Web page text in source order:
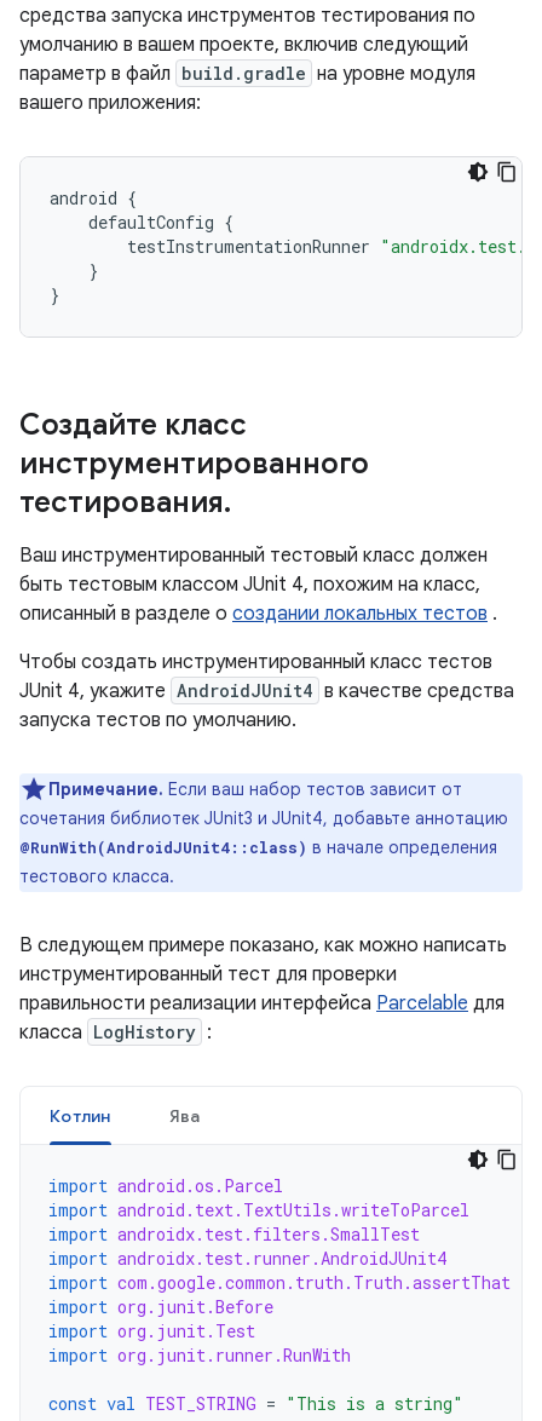
средства запуска инструментов тестирования по
умолчанию в вашем проекте, включив следующий
параметр в файл build.gradle на уровне модуля
вашего приложения:
android {
defaultConfig {
testInstrumentationRunner
}
}
Создайте класс
инструментированного
тестирования.
Ваш инструментированный тестовый класс должен
быть тестовым классом JUnit 4, похожим на класс,
описанный в разделе о создании локальных тестов .
Чтобы создать инструментированный класс тестов
JUnit 4, укажите AndroidJUnit4 в качестве средства
запуска тестов по умолчанию.
Примечание. Если ваш набор тестов зависит от
сочетания библиотек JUnit3 и JUnit4, добавьте аннотацию
@RunWith(AndroidJUnit4::class) в начале определения
тестового класса.
В следующем примере показано, как можно написать
инструментированный тест для проверки
правильности реализации интерфейса Parcelable для
класса LogHistory :
Котлин Ява
import android.os.Parcel
import android.text.TextUtils.writeToParcel
import androidx.test.filters.SmallTest
import androidx.test.runner.AndroidJUnit4
import com.google.common.truth.Truth.assertThat
import org.junit.Before
import org.junit.Test
import org.junit.runner.RunWith
const val TEST_STRING = "This is a string"